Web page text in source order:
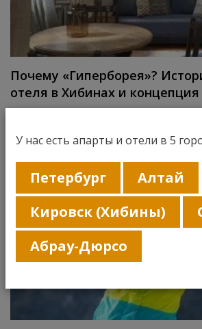
Почему «Гиперборея»?
отеля в Хибинах и концепция
У нас есть апарты и отели в 5
Петербург
Алтай
Кировск (Хибины)
Абрау-Дюрсо